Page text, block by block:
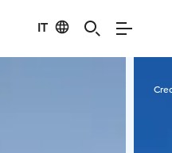
IT